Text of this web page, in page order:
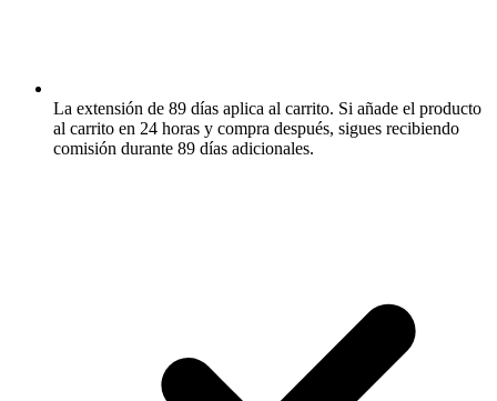
La extensión de 89 días aplica al carrito. Si añade el producto
al carrito en 24 horas y compra después, sigues recibiendo
comisión durante 89 días adicionales.